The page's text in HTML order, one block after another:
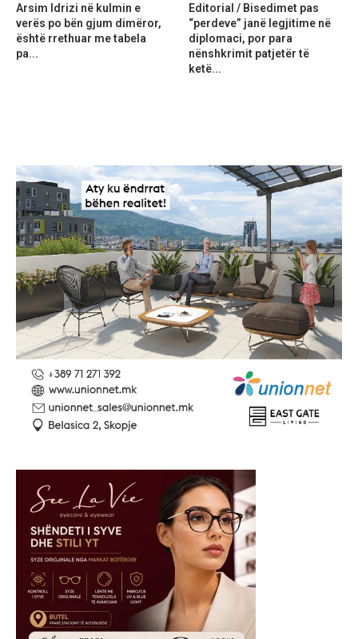
Arsim Idrizi në kulmin e
verës po bën gjum dimëror,
është rrethuar me tabela
pa...
Editorial / Bisedimet pas
“perdeve” janë legjitime në
diplomaci, por para
nënshkrimit patjetër të
ketë...